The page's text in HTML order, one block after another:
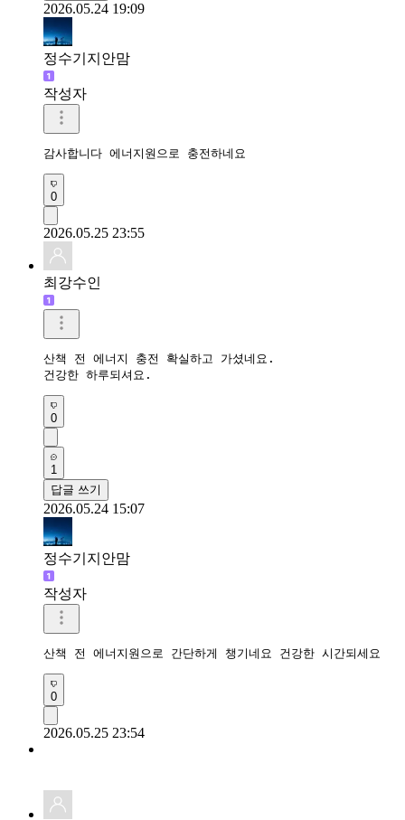
2026.05.24 19:09
정수기지안맘
작성자
감사합니다 에너지원으로 충전하네요
0
2026.05.25 23:55
최강수인
산책 전 에너지 충전 확실하고 가셨네요.
건강한 하루되셔요.
0
1
답글 쓰기
2026.05.24 15:07
정수기지안맘
작성자
산책 전 에너지원으로 간단하게 챙기네요 건강한 시간되세요
0
2026.05.25 23:54